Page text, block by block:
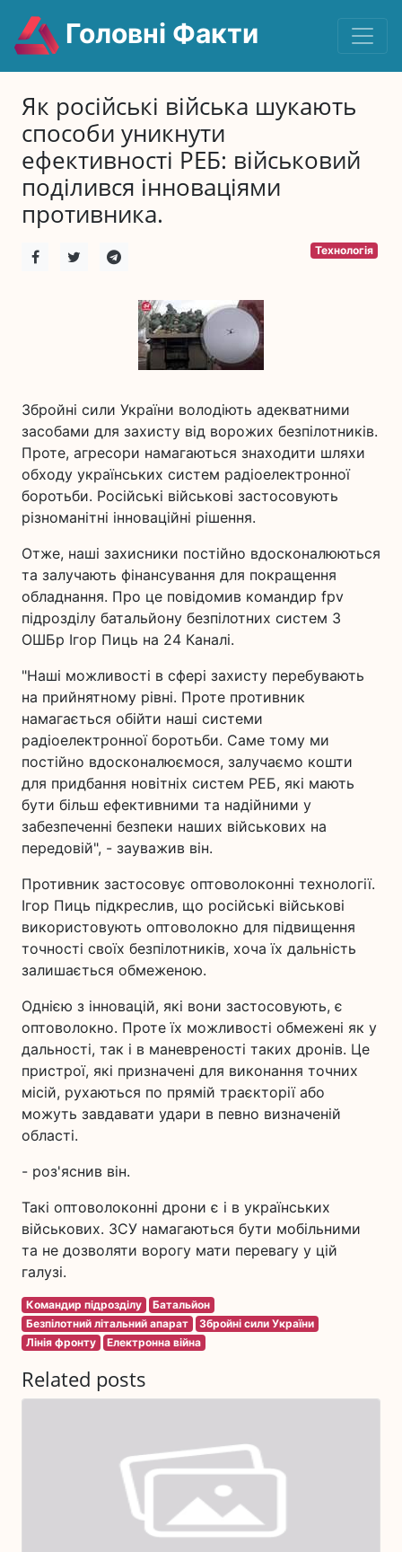
Головні Факти
Як російські війська шукають
способи уникнути
ефективності РЕБ: військовий
поділився інноваціями
противника.
Технологія
Збройні сили України володіють адекватними
засобами для захисту від ворожих безпілотників.
Проте, агресори намагаються знаходити шляхи
обходу українських систем радіоелектронної
боротьби. Російські військові застосовують
різноманітні інноваційні рішення.
Отже, наші захисники постійно вдосконалюються
та залучають фінансування для покращення
обладнання. Про це повідомив командир fpv
підрозділу батальйону безпілотних систем 3
ОШБр Ігор Пиць на 24 Каналі.
"Наші можливості в сфері захисту перебувають
на прийнятному рівні. Проте противник
намагається обійти наші системи
радіоелектронної боротьби. Саме тому ми
постійно вдосконалюємося, залучаємо кошти
для придбання новітніх систем РЕБ, які мають
бути більш ефективними та надійними у
забезпеченні безпеки наших військових на
передовій", - зауважив він.
Противник застосовує оптоволоконні технології.
Ігор Пиць підкреслив, що російські військові
використовують оптоволокно для підвищення
точності своїх безпілотників, хоча їх дальність
залишається обмеженою.
Однією з інновацій, які вони застосовують, є
оптоволокно. Проте їх можливості обмежені як у
дальності, так і в маневреності таких дронів. Це
пристрої, які призначені для виконання точних
місій, рухаються по прямій траєкторії або
можуть завдавати удари в певно визначеній
області.
- роз'яснив він.
Такі оптоволоконні дрони є і в українських
військових. ЗСУ намагаються бути мобільними
та не дозволяти ворогу мати перевагу у цій
галузі.
Командир підрозділу
Батальйон
Безпілотний літальний апарат
Збройні сили України
Лінія фронту
Електронна війна
Related posts